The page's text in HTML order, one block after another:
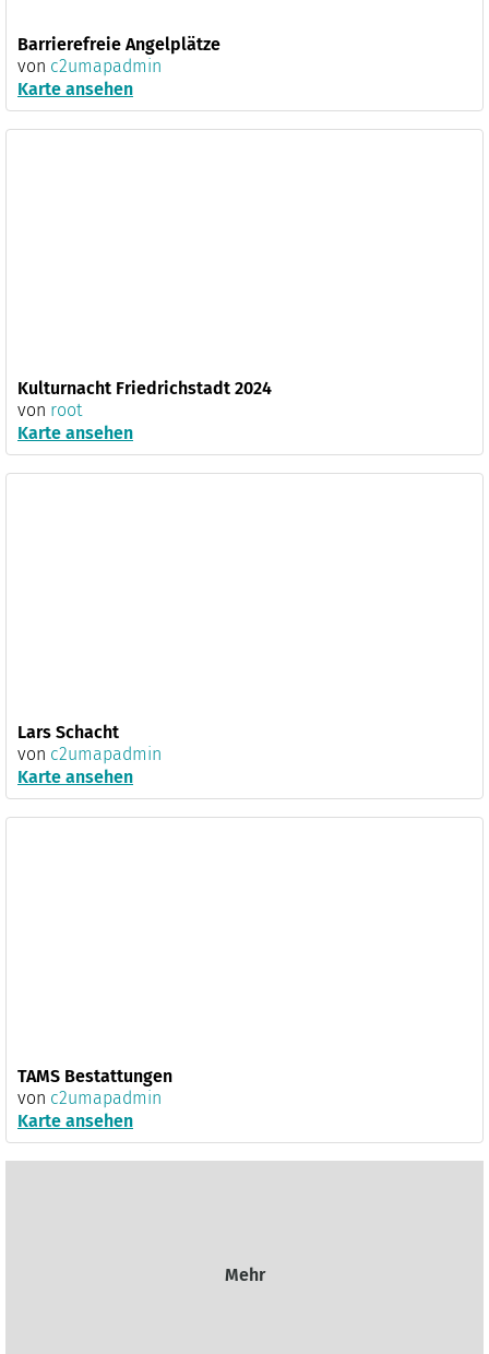
Barrierefreie Angelplätze
von c2umapadmin
Karte ansehen
Kulturnacht Friedrichstadt 2024
von root
Karte ansehen
Lars Schacht
von c2umapadmin
Karte ansehen
TAMS Bestattungen
von c2umapadmin
Karte ansehen
Mehr